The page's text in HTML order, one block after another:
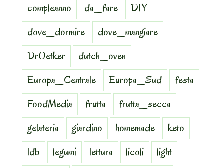
compleanno
da_fare
DIY
dove_dormire
dove_mangiare
DrOetker
dutch_oven
Europa_Centrale
Europa_Sud
festa
FoodMedia
frutta
frutta_secca
gelateria
giardino homemade
keto
ldb
legumi lettura licoli
light